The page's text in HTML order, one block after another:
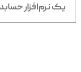
یک نرم‌افزار